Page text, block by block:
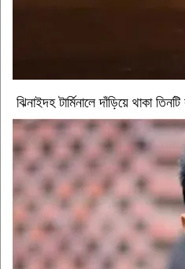
ঝিনাইদহ টার্মিনালে দাঁড়িয়ে থাকা